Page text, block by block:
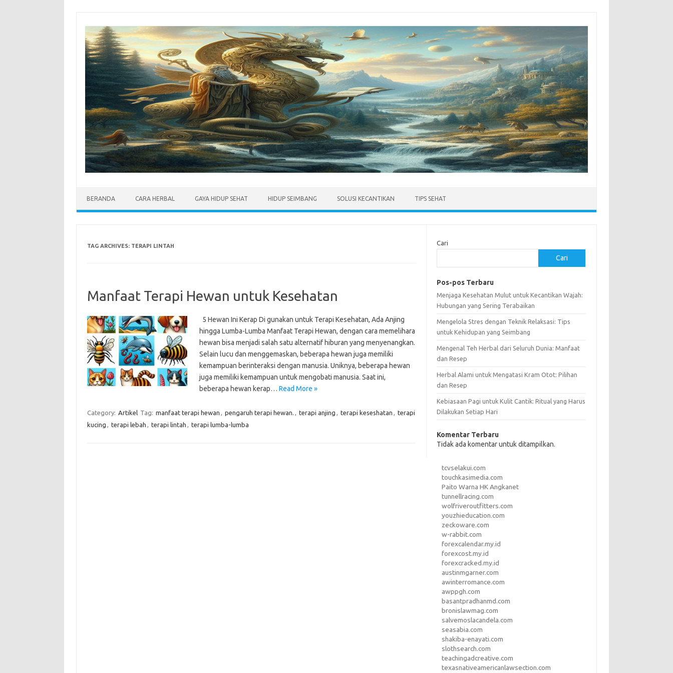
content
BERANDA CARA HERBAL GAYA HIDUP SEHAT HIDUP SEIMBANG SOLUSI KECANTIKAN TIPS SEHAT
TAG ARCHIVES: TERAPI LINTAH
Manfaat Terapi Hewan untuk Kesehatan
5 Hewan Ini Kerap Di gunakan untuk Terapi Kesehatan, Ada Anjing
hingga Lumba-Lumba Manfaat Terapi Hewan, dengan cara memelihara
hewan bisa menjadi salah satu alternatif hiburan yang menyenangkan.
Selain lucu dan menggemaskan, beberapa hewan juga memiliki
kemampuan berinteraksi dengan manusia. Uniknya, beberapa hewan
juga memiliki kemampuan untuk mengobati manusia. Saat ini,
beberapa hewan kerap… Read More »
Category: Artikel Tag: manfaat terapi hewan , pengaruh terapi hewan. , terapi anjing , terapi keseshatan , terapi
kucing , terapi lebah , terapi lintah , terapi lumba-lumba
Cari
Cari
Pos-pos Terbaru
Menjaga Kesehatan Mulut untuk Kecantikan Wajah:
Hubungan yang Sering Terabaikan
Mengelola Stres dengan Teknik Relaksasi: Tips
untuk Kehidupan yang Seimbang
Mengenal Teh Herbal dari Seluruh Dunia: Manfaat
dan Resep
Herbal Alami untuk Mengatasi Kram Otot: Pilihan
dan Resep
Kebiasaan Pagi untuk Kulit Cantik: Ritual yang Harus
Dilakukan Setiap Hari
Komentar Terbaru
Tidak ada komentar untuk ditampilkan.
tcvselakui.com
touchkasimedia.com
Paito Warna HK Angkanet
tunnellracing.com
wolfriveroutfitters.com
youzhieducation.com
zeckoware.com
w-rabbit.com
forexcalendar.my.id
forexcost.my.id
forexcracked.my.id
austinmgarner.com
awinterromance.com
awppgh.com
basantpradhanmd.com
bronislawmag.com
salvemoslacandela.com
seasabia.com
shakiba-enayati.com
slothsearch.com
teachingadcreative.com
texasnativeamericanlawsection.com